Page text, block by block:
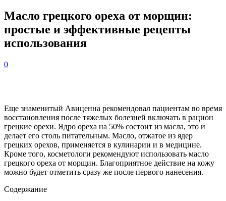
Масло грецкого ореха от морщин:
простые и эффективные рецепты
использования
0
Еще знаменитый Авиценна рекомендовал пациентам во время
восстановления после тяжелых болезней включать в рацион
грецкие орехи. Ядро ореха на 50% состоит из масла, это и
делает его столь питательным. Масло, отжатое из ядер
грецких орехов, применяется в кулинарии и в медицине.
Кроме того, косметологи рекомендуют использовать масло
грецкого ореха от морщин. Благоприятное действие на кожу
можно будет отметить сразу же после первого нанесения.
Содержание